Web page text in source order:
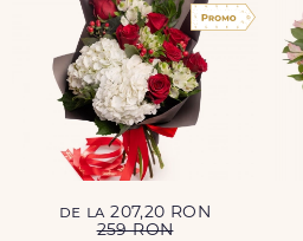
de la 207,20 RON
259 RON